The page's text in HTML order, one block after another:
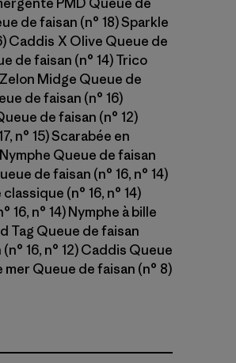
de faisan (n° 18) Sparkle
Caddis X Olive Queue de
de faisan (n° 14) Trico
Midge Queue de
de faisan (n° 16)
de faisan (n° 12)
n° 15) Scarabée en
Queue de faisan
de faisan (n° 16, n° 14)
(n° 16, n° 14)
16, n° 14) Nymphe à bille
Tag Queue de faisan
16, n° 12) Caddis Queue
mer Queue de faisan (n° 8)